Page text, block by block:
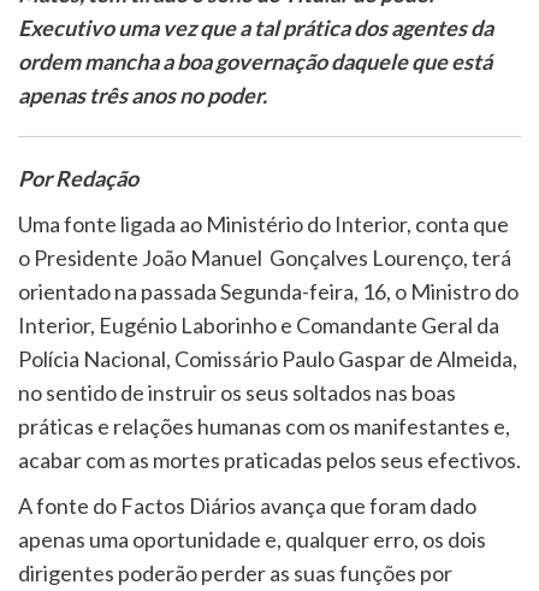
Executivo uma vez que a tal prática dos agentes da
ordem mancha a boa governação daquele que está
apenas três anos no poder.
Por Redação
Uma fonte ligada ao Ministério do Interior, conta que
o Presidente João Manuel Gonçalves Lourenço, terá
orientado na passada Segunda-feira, 16, o Ministro do
Interior, Eugénio Laborinho e Comandante Geral da
Polícia Nacional, Comissário Paulo Gaspar de Almeida,
no sentido de instruir os seus soltados nas boas
práticas e relações humanas com os manifestantes e,
acabar com as mortes praticadas pelos seus efectivos.
A fonte do Factos Diários avança que foram dado
apenas uma oportunidade e, qualquer erro, os dois
dirigentes poderão perder as suas funções por